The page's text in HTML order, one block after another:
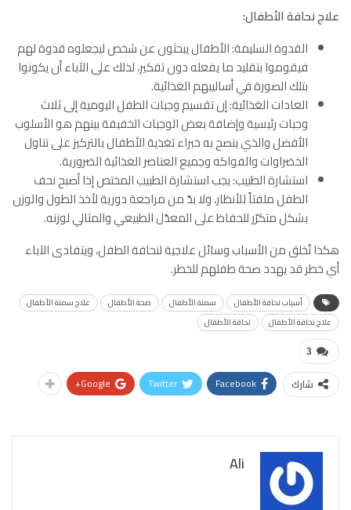
علاج نحافة الأطفال:
القدوة السليمة: الأطفال يبحثون عن شخص ليجعلوه قدوة لهم
فيقوموا بتقليد ما يفعله دون تفكير، لذلك على الآباء أن يكونوا
بتلك الصورة في أساليبهم الغذائية.
العادات الغذائية: إن تقسيم وجبات الطفل اليومية إلى ثلاث
وجبات رئيسية وإضافة بعض الوجبات الخفيفة بينهم هو الأسلوب
الأفضل والذي ينصح به خبراء تغذية الأطفال بالتركيز على تناول
الخضراوات والفواكه وجميع العناصر الغذائية الضرورية.
استشارة الطبيب: يجب استشارة الطبيب المختص إذا أصبح نحف
الطفل ملفتاً للأنظار، ولا بدّ من مراجعة دورية لأخذ الطول والوزن
بشكل متكرّر للحفاظ على المعدّل الطبيعي والمثالي لوزنه.
هكذا تُخلق من الأسباب وسائل علاجية لنحافة الطفل، ويتفادى الآباء
أي خطر قد يهدد صحة طفلهم للخطر.
أسباب نحافة الأطفال سمنة الأطفال صحة الأطفال
علاج سمنة الأطفال
علاج نحافة الأطفال
نحافة الأطفال
3
شارك Facebook
Twitter
Google+
Ali